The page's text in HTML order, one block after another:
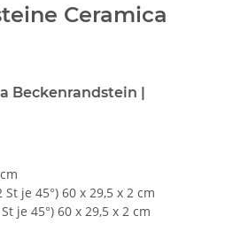
Ceramica
Beckenrandstein |
je 45°) 60 x 29,5 x 2 cm
je 45°) 60 x 29,5 x 2 cm